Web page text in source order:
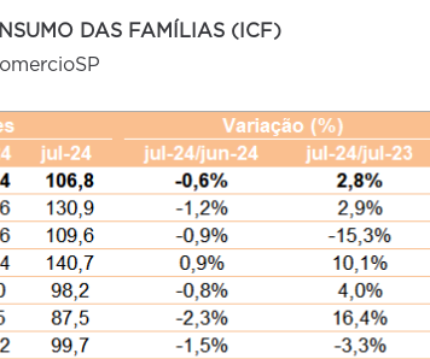
DAS FAMÍLIAS (ICF)